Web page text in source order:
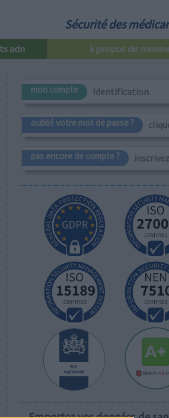
Sécurité des
adn à propos de
mon compte Identification
oublié votre mot de passe ?
pas encore de compte ?